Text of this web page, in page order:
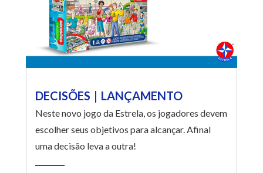
DECISÕES | LANÇAMENTO
Neste novo jogo da Estrela, os jogadores devem
escolher seus objetivos para alcançar. Afinal
uma decisão leva a outra!